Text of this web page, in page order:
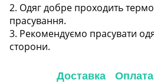
2. Одяг добре проходить
прасування.
3. Рекомендуємо прасувати
сторони.
Доставка Оплата